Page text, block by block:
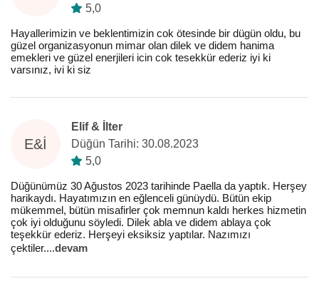
5,0
Hayallerimizin ve beklentimizin cok ötesinde bir dügün oldu, bu
güzel organizasyonun mimar olan dilek ve didem hanima
emekleri ve güzel enerjileri icin cok tesekkür ederiz iyi ki
varsınız, ivi ki siz
E&İ
Elif & İlter
Düğün Tarihi: 30.08.2023
5,0
Düğünümüz 30 Ağustos 2023 tarihinde Paella da yaptık. Herşey
harikaydı. Hayatımızın en eğlenceli günüydü. Bütün ekip
mükemmel, bütün misafirler çok memnun kaldı herkes hizmetin
çok iyi olduğunu söyledi. Dilek abla ve didem ablaya çok
teşekkür ederiz. Herşeyi eksiksiz yaptılar. Nazımızı
çektiler....devam